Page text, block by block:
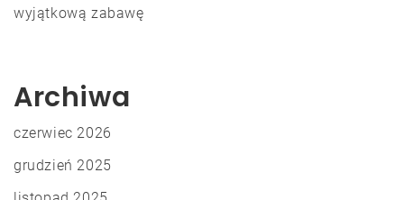
wyjątkową zabawę
Archiwa
czerwiec 2026
grudzień 2025